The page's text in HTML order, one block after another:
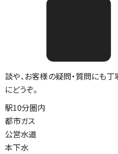
談や、お客様の疑問・質問にも
にどうぞ。
駅10分圏内
都市ガス
公営水道
本下水